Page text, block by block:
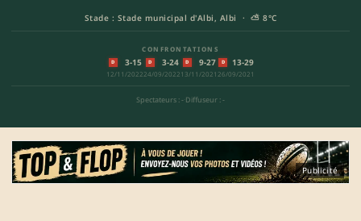
Stade : Stade municipal d'Albi, Albi · ⛅ 8°C
CONFRONTATIONS
D 3-15
12/11/2022
D 3-24
24/09/2022
D 9-27
13/11/2021
D 13-29
26/09/2021
Spectateurs : - Diffuseur : -
Publicité